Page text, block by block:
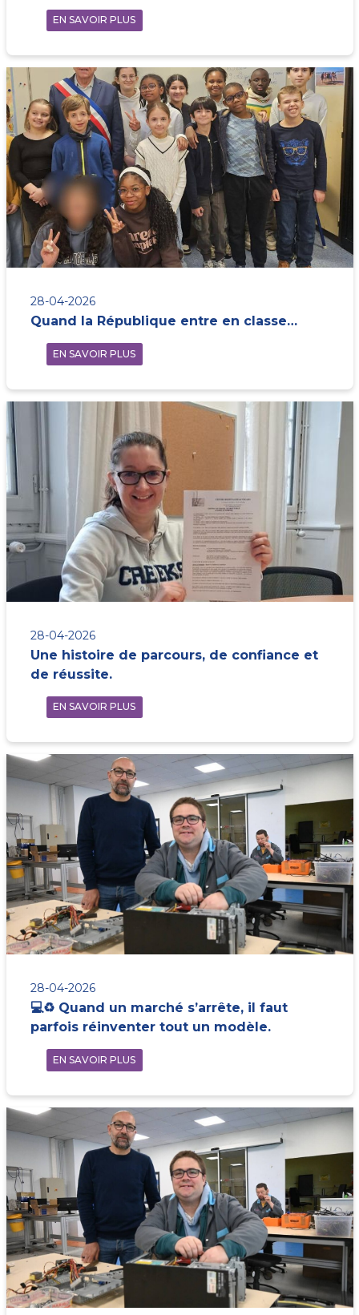
EN SAVOIR PLUS
28-04-2026
Quand la République entre en classe…
EN SAVOIR PLUS
28-04-2026
Une histoire de parcours, de confiance et
de réussite.
EN SAVOIR PLUS
28-04-2026
💻♻️ Quand un marché s’arrête, il faut
parfois réinventer tout un modèle.
EN SAVOIR PLUS